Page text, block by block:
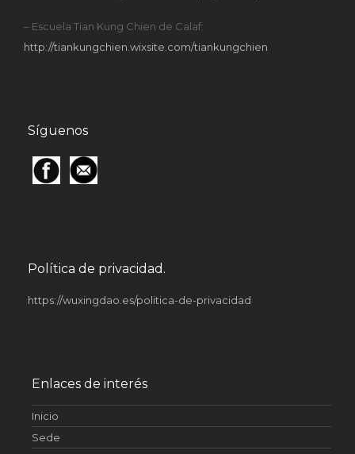
– Escuela Tian Kung Chien de Calaf:
http://tiankungchien.wixsite.com/tiankungchien
Síguenos
Política de privacidad.
https://wuxingdao.es/politica-de-privacidad
Enlaces de interés
Inicio
Sede